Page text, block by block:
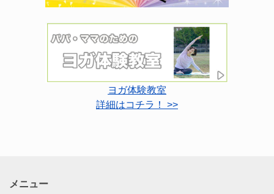
ヨガ体験教室
詳細はコチラ！ >>
メニュー